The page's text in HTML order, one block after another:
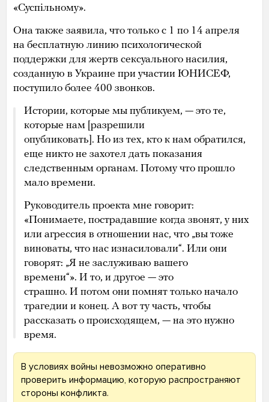
«Суспільному».
Она также заявила, что только с 1 по 14 апреля
на бесплатную линию психологической
поддержки для жертв сексуального насилия,
созданную в Украине при участии ЮНИСЕФ,
поступило более 400 звонков.
Истории, которые мы публикуем, — это те,
которые нам [разрешили
опубликовать]. Но из тех, кто к нам обратился,
еще никто не захотел дать показания
следственным органам. Потому что прошло
мало времени.
Руководитель проекта мне говорит:
«Понимаете, пострадавшие когда звонят, у них
или агрессия в отношении нас, что „вы тоже
виноваты, что нас изнасиловали“. Или они
говорят: „Я не заслуживаю вашего
времени“». И то, и другое — это
страшно. И потом они помнят только начало
трагедии и конец. А вот ту часть, чтобы
рассказать о происходящем, — на это нужно
время.
В условиях войны невозможно оперативно
проверить информацию, которую распространяют
стороны конфликта.